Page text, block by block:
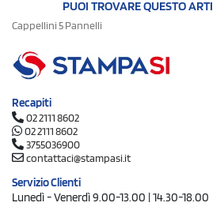
PUOI TROVARE QUESTO
Cappellini 5 Pannelli
Recapiti
02 2111 8602
02 2111 8602
3755036900
contattaci@stampasi.it
Servizio Clienti
Lunedì - Venerdì 9.00-13.00 | 14.30-18.00